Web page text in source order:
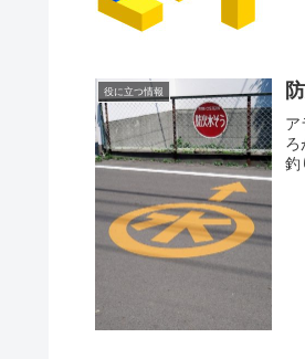
役に立つ情報
ア
ろ
釣